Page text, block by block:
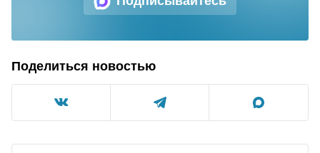
Поделиться новостью